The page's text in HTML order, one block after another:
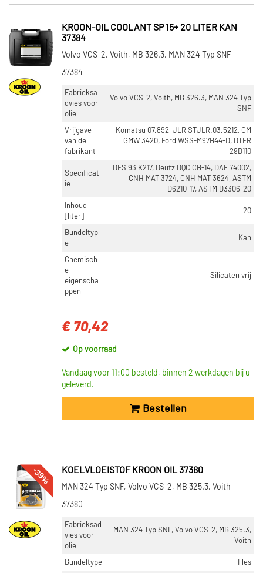
KROON-OIL COOLANT SP 15+ 20 LITER KAN
37384
Volvo VCS-2, Voith, MB 326.3, MAN 324 Typ SNF
37384
Fabrieksa
dvies voor
olie
Volvo VCS-2, Voith, MB 326.3, MAN 324 Typ
SNF
Vrijgave
van de
fabrikant
Komatsu 07.892, JLR STJLR.03.5212, GM
GMW 3420, Ford WSS-M97B44-D, DTFR
29D110
Specificat
ie
DFS 93 K217, Deutz DQC CB-14, DAF 74002,
CNH MAT 3724, CNH MAT 3624, ASTM
D6210-17, ASTM D3306-20
Inhoud
[liter]
20
Bundeltyp
e
Kan
Chemisch
e
eigenscha
ppen
Silicaten vrij
€ 70,42
Op voorraad
Vandaag voor 11:00 besteld, binnen 2 werkdagen bij u
geleverd.
Bestellen
-39% KOELVLOEISTOF KROON OIL 37380
MAN 324 Typ SNF, Volvo VCS-2, MB 325.3, Voith
37380
Fabrieksad
vies voor
olie
MAN 324 Typ SNF, Volvo VCS-2, MB 325.3,
Voith
Bundeltype
Fles